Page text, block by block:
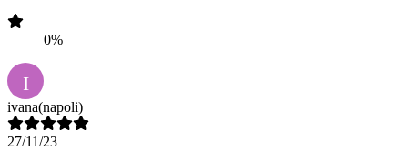
0%
I
ivana(napoli)
27/11/23